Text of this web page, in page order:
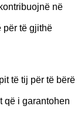
në
për të gjithë
të tij për të bërë
që i garantohen